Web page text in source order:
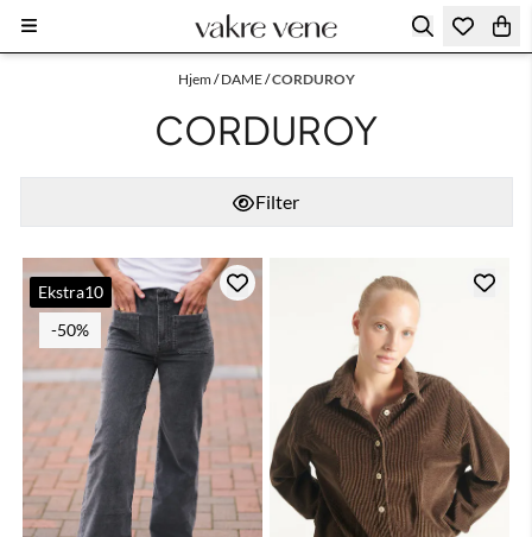
Hopp til innhold
Hjem/DAME/CORDUROY
CORDUROY
Filter
Ekstra10
-50%